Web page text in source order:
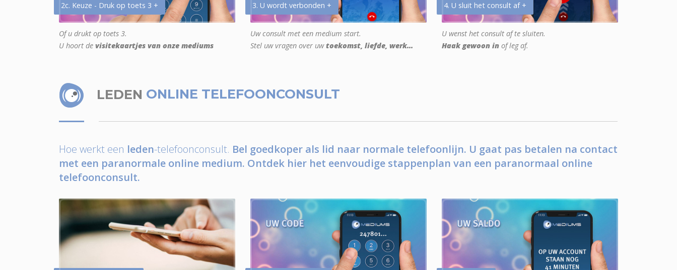
2c. Keuze - Druk op toets 3 +
Of u drukt op toets 3.
U hoort de visitekaartjes van onze mediums
3. U wordt verbonden +
Uw consult met een medium start.
Stel uw vragen over uwtoekomst, liefde, werk...
4. U sluit het consult af +
U wenst het consult af te sluiten.
Haak gewoon in of leg af.
LEDEN ONLINE TELEFOONCONSULT
Hoe werkt een leden-telefoonconsult. Bel goedkoper als lid naar normale telefoonlijn. U gaat pas betalen na contact
met een paranormale online medium. Ontdek hier het eenvoudige stappenplan van een paranormaal online
telefoonconsult.